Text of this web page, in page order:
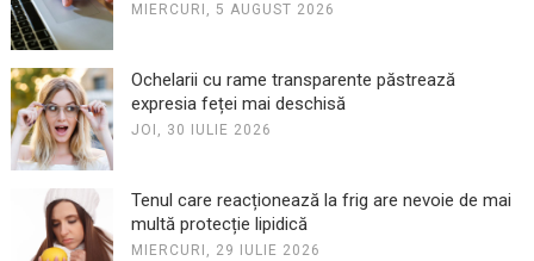
MIERCURI, 5 AUGUST 2026
Ochelarii cu rame transparente păstrează
expresia feței mai deschisă
JOI, 30 IULIE 2026
Tenul care reacționează la frig are nevoie de mai
multă protecție lipidică
MIERCURI, 29 IULIE 2026